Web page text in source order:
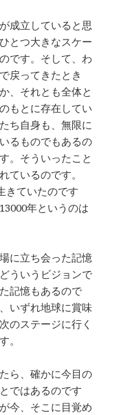
成立していると思
とつ大きなスケー
です。そして、わ
戻ってきたとき
、それとも全体と
もとに存在してい
ち自身も、無限に
るものでもあるの
。そういったこと
ているのです。
きていたのです
年というのは
に立ち会った記憶
ういうビジョンで
記憶もあるので
いずれ地球に賞味
のステージに行く
。
ら、確かに今目の
ではあるのです
今、そこに目覚め